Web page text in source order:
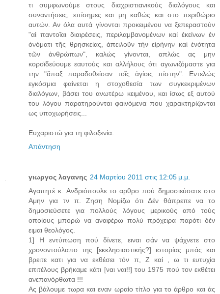
τι συμφωνούμε στους διαχριστιανικούς διαλόγους και
συναντήσεις, επίσημες και μη καθώς και στο περιθώριο
αυτών. Αν όλα αυτά γίνονται προκειμένου να ξεπεραστούν
"αἱ παντοῖαι διαιρέσεις, περιλαμβανομένων καί ἐκείνων ἐν
ὀνόματι τῆς θρησκείας, ἀπειλοῦν τήν εἰρήνην καί ἑνότητα
τῶν ἀνθρώπων", καλώς γίνονται, απλώς ας μην
κοροϊδεύουμε εαυτούς και αλλήλους ότι αγωνιζόμαστε για
την "ἅπαξ παραδοθείσαν τοῖς ἁγίοις πίστην". Εντελώς
εγκόσμια φαίνεται η στοχοθεσία των συγκεκριμένων
διαλόγων, βάσει του ανωτέρω κειμένου, και ίσως εξ αυτού
του λόγου παρατηρούνται φαινόμενα που χαρακτηρίζονται
ως υποχωρήσεις...
Ευχαριστώ για τη φιλοξενία.
Απάντηση
γιωργος λαγανης 24 Μαρτίου 2011 στις 12:05 μ.μ.
Αγαπητέ κ. Ανδριόπουλε το αρθρο πού δημοσιεύσατε στο
Αμην για τν π. Ζηση Νομίζω ότι Δέν θάπρεπε να το
δημοσιεύσετε για πολλούς λόγους μερικούς από τούς
οποίους μπορώ να αναφέρω πολύ πρόχειρα παρότι δέν
ειμαι θεολόγος.
1] Η εντύπωση πού δίνετε, ειναι σάν να ψάχνετε στο
χρονοντούλαπο της [εκκλησιαστικής?] ιστορίας μπάς και
βρειτε κατι για να εκθέσει τόν π, Ζ καί , ω τι ευτυχία
επιτέλους βρήκαμε κάτι [ναι ναι!!] του 1975 πού τον εκθέτει
ανεπανόρθωτα !!!
Ας βάλουμε τωρα και εναν ωραίο τίτλο για το άρθρο και άς